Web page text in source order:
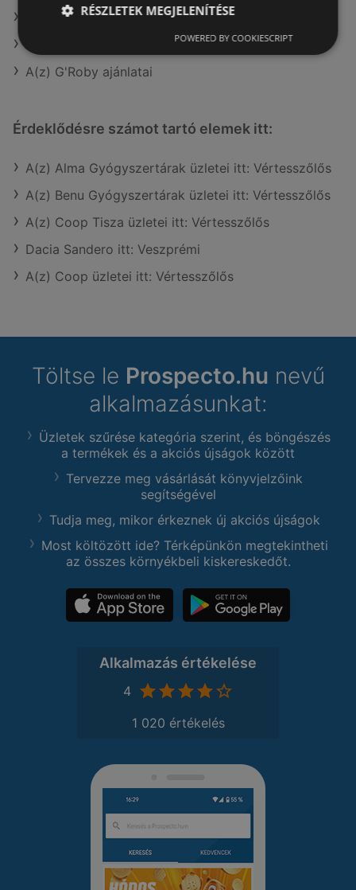
A(z) Müller HU ajánlatai
A(z) Reál ajánlatai
A(z) G'Roby ajánlatai
Érdeklődésre számot tartó elemek itt:
A(z) Alma Gyógyszertárak üzletei itt: Vértesszőlős
A(z) Benu Gyógyszertárak üzletei itt: Vértesszőlős
A(z) Coop Tisza üzletei itt: Vértesszőlős
Dacia Sandero itt: Veszprémi
A(z) Coop üzletei itt: Vértesszőlős
Töltse le Prospecto.hu nevű
alkalmazásunkat:
Üzletek szűrése kategória szerint, és böngészés
a termékek és a akciós újságok között
Tervezze meg vásárlását könyvjelzőink
segítségével
Tudja meg, mikor érkeznek új akciós újságok
Most költözött ide? Térképünkön megtekintheti
az összes környékbeli kiskereskedőt.
Alkalmazás értékelése
4
1 020 értékelés
RÉSZLETEK MEGJELENÍTÉSE
POWERED BY COOKIESCRIPT